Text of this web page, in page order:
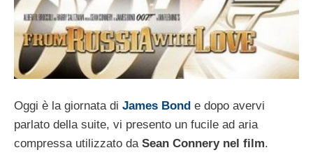
Oggi è la giornata di James Bond e dopo avervi
parlato della suite, vi presento un fucile ad aria
compressa utilizzato da Sean Connery nel film.